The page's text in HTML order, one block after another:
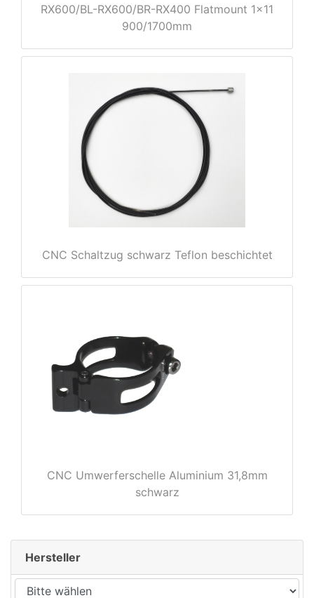
RX600/BL-RX600/BR-RX400 Flatmount 1x11
900/1700mm
CNC Schaltzug schwarz Teflon beschichtet
CNC Umwerferschelle Aluminium 31,8mm
schwarz
Hersteller